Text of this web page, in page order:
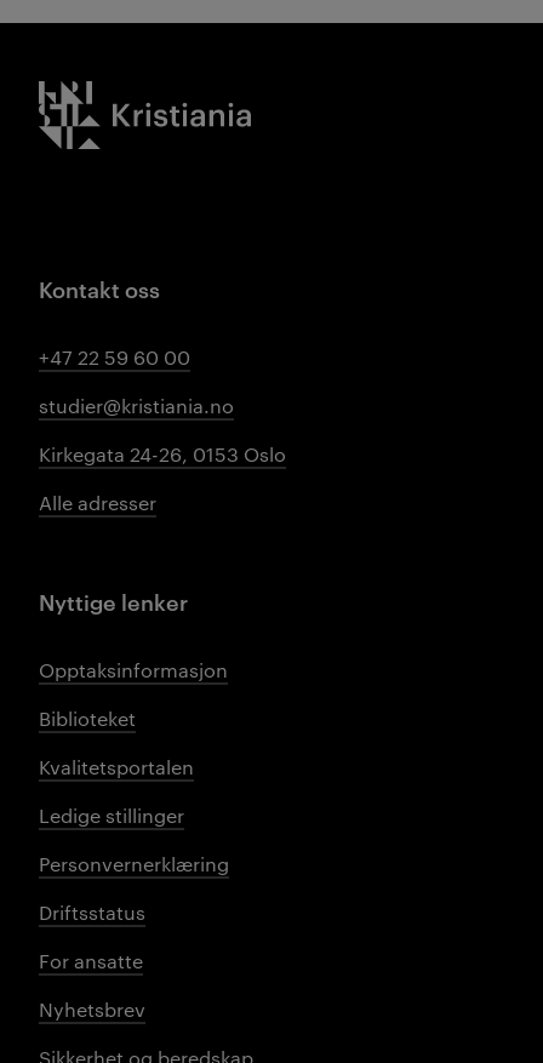
Kristiania logo
Kontakt oss
+47 22 59 60 00
studier@kristiania.no
Kirkegata 24-26, 0153 Oslo
Alle adresser
Nyttige lenker
Opptaksinformasjon
Biblioteket
Kvalitetsportalen
Ledige stillinger
Personvernerklæring
Driftsstatus
For ansatte
Nyhetsbrev
Sikkerhet og beredskap